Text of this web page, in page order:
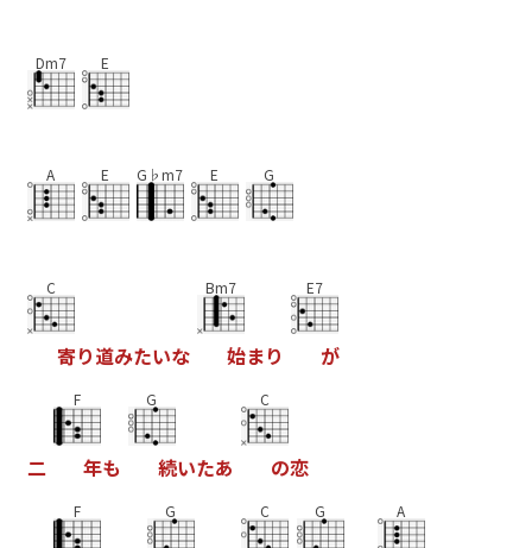
Dm7 E
A E G♭m7 E G
C
寄り道みたいな
Bm7
始まり
E7
が
二
F
年も
G
続いたあ
C
の恋
F G C G A